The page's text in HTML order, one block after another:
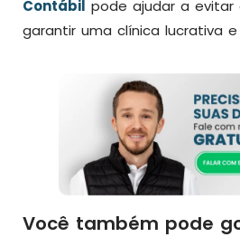
Contábil pode ajudar a evitar
garantir uma clínica lucrativa
Você também pode